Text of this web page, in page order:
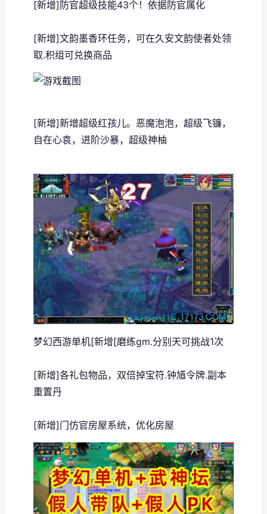
[新增]防官超级技能43个！依据防官属化
[新增]文韵墨香环任务，可在久安文韵使者处领
取.积组可兑换商品
[新增]新增超级红孩儿。恶魔泡泡，超级飞镰，
自在心袁，进阶沙暴，超级神柚
梦幻西游单机[新增[磨练gm.分别天可挑战1次
[新增]各礼包物品，双倍掉宝符.钟馗令牌.副本
重置丹
[新增]门仿官房屋系统，优化房屋